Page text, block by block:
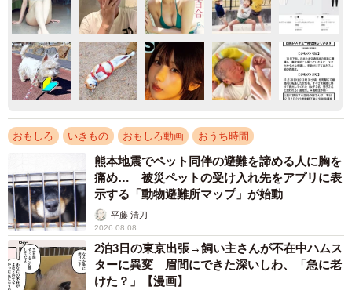
おもしろ いきもの おもしろ動画 おうち時間
熊本地震でペット同伴の避難を諦める人に胸を
痛め… 被災ペットの受け入れ先をアプリに表
示する「動物避難所マップ」が始動
平藤 清刀
2026.08.08
2泊3日の東京出張→飼い主さんが不在中ハムス
ターに異変 眉間にできた深いしわ、「急に老
けた？」【漫画】